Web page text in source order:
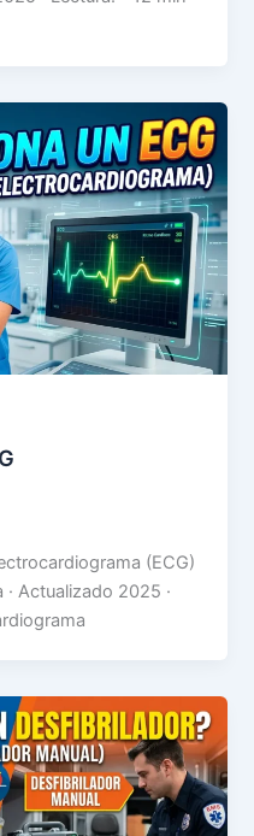
(ECG)
Actualizado 2025 ·